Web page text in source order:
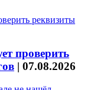
проверить
| 07.08.2026